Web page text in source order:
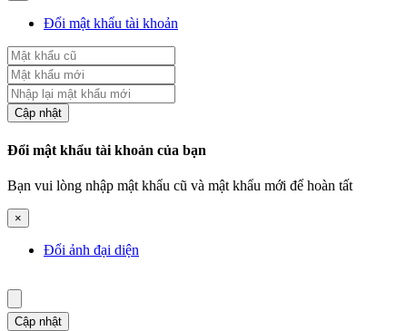
Đổi mật khẩu tài khoản
Cập nhật
Đổi mật khẩu tài khoản của bạn
Bạn vui lòng nhập mật khẩu cũ và mật khẩu mới để hoàn tất
×
Đổi ảnh đại diện
Cập nhật